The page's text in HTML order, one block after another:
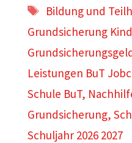
Schlagwörter
Bildung und
Grundsicherung
Leistungen BuT
Schule BuT,
Grundsicherung,
Schuljahr 2026 2027